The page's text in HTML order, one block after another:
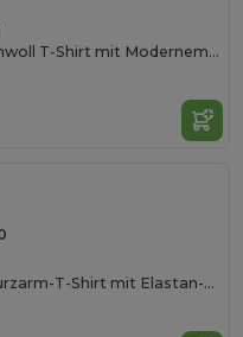
Kinder Bio-Baumwoll T-Shirt mit Modernem Schnitt
Komfortabler Kurzarm-T-Shirt mit Elastan-Kragen